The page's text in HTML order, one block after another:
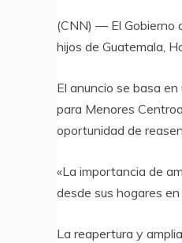
(CNN) — El Gobierno
hijos de Guatemala,
El anuncio se basa
para Menores
oportunidad de
«La importancia de
desde sus hogares
La reapertura y